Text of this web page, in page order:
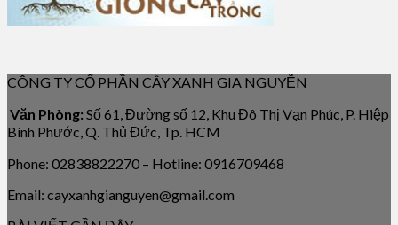
CÔNG TY CỔ PHẦN CÂY XANH GIA NGUYỄN
Văn Phòng: Số 61, Đường số 12, Khu Đô Thị Vạn Phúc, P. Hiệp
Bình Phước, Q. Thủ Đức, Tp. HCM
Phone: 02838822270 – Hotline: 0916709468
Email: cayxanhgianguyen@gmail.com